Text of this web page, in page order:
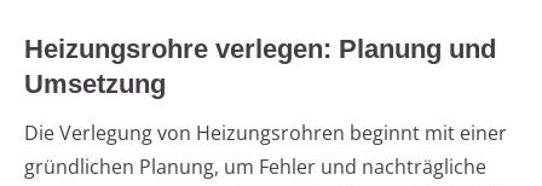
Heizungsrohre verlegen: Planung und
Umsetzung
Die Verlegung von Heizungsrohren beginnt mit einer
gründlichen Planung, um Fehler und nachträgliche